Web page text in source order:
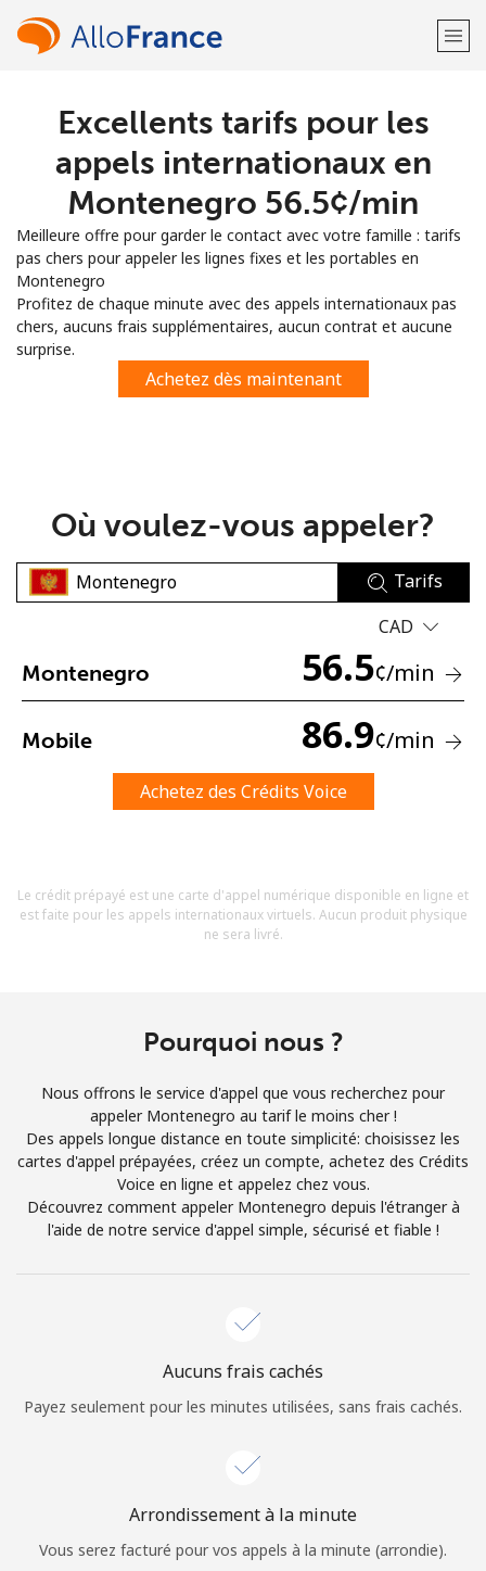
Bienvenue!
Vous avez déjà un compte?
S'enregistrer avec
ou
Aucun mot de passe créé
Un numéro
Restez en contact pour obtenir nos meilleures offres.
S'inscrire
Bonjour!
Identifiez-vous ouINSCRIVEZ-VOUS →
Rappel du mot de passe →
Login
Excellents tarifs pour les
appels internationaux en
Montenegro ⁦56.5¢⁩/min
Meilleure offre pour garder le contact avec votre famille : tarifs
pas chers pour appeler les lignes fixes et les portables en
Montenegro
Profitez de chaque minute avec des appels internationaux pas
chers, aucuns frais supplémentaires, aucun contrat et aucune
surprise.
Achetez dès maintenant
Où voulez-vous appeler?
Tarifs
CAD
Montenegro 56.5¢/min
Mobile 86.9¢/min
Achetez des Crédits Voice
Le crédit prépayé est une carte d'appel numérique disponible en ligne et
est faite pour les appels internationaux virtuels. Aucun produit physique
ne sera livré.
Pourquoi nous ?
Nous offrons le service d'appel que vous recherchez pour
appeler Montenegro au tarif le moins cher !
Des appels longue distance en toute simplicité: choisissez les
cartes d'appel prépayées, créez un compte, achetez des Crédits
Voice en ligne et appelez chez vous.
Découvrez comment appeler Montenegro depuis l'étranger à
l'aide de notre service d'appel simple, sécurisé et fiable !
Aucuns frais cachés
Payez seulement pour les minutes utilisées, sans frais cachés.
Arrondissement à la minute
Vous serez facturé pour vos appels à la minute (arrondie).